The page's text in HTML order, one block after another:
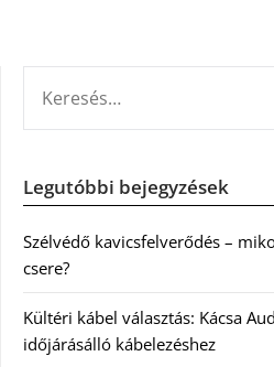
Legutóbbi bejegyzések
Szélvédő kavicsfelverődés –
csere?
Kültéri kábel választás: Kácsa
időjárásálló kábelezéshez